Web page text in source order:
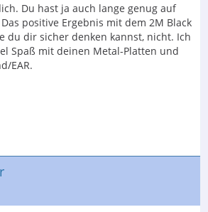
Du hast ja auch lange genug auf
positive Ergebnis mit dem 2M Black
du dir sicher denken kannst, nicht. Ich
Spaß mit deinen Metal-Platten und
EAR.